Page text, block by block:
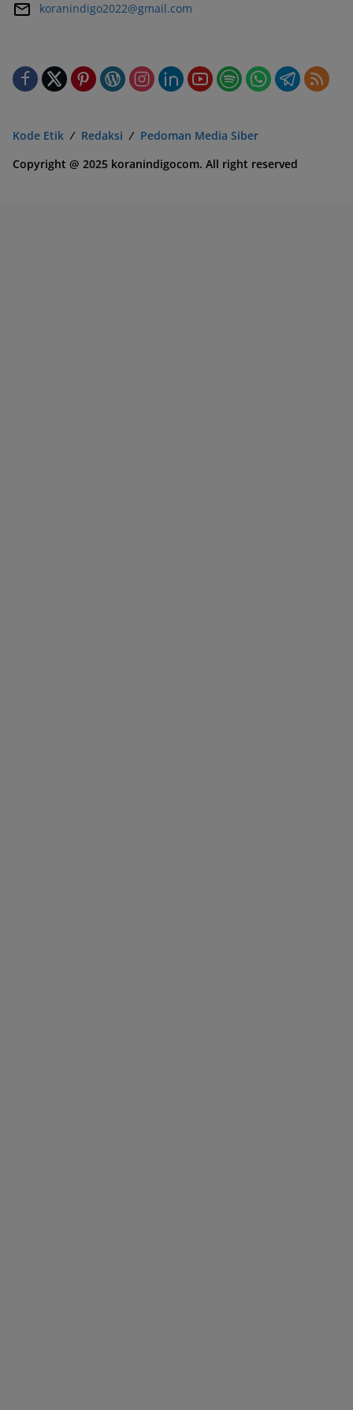
koranindigo2022@gmail.com
Kode Etik Redaksi
Pedoman Media Siber
Copyright @ 2025 koranindigocom. All right reserved